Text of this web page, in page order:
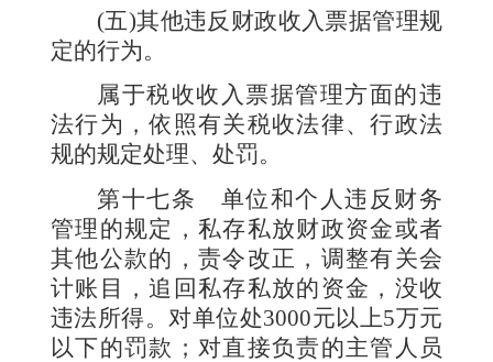
(五)其他违反财政收入票据管理规
定的行为。
属于税收收入票据管理方面的违
法行为，依照有关税收法律、行政法
规的规定处理、处罚。
第十七条 单位和个人违反财务
管理的规定，私存私放财政资金或者
其他公款的，责令改正，调整有关会
计账目，追回私存私放的资金，没收
违法所得。对单位处3000元以上5万元
以下的罚款；对直接负责的主管人员